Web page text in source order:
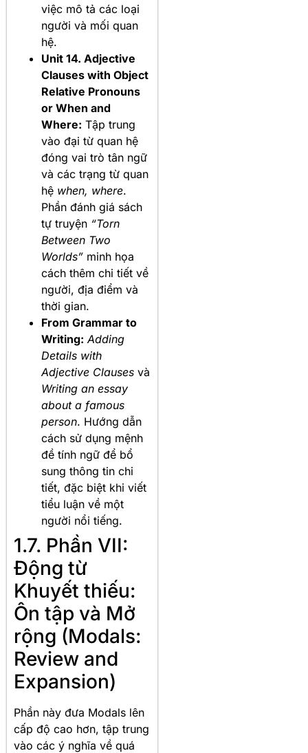
việc mô tả các loại
người và mối quan
hệ.
Unit 14. Adjective
Clauses with Object
Relative Pronouns
or When and
Where: Tập trung
vào đại từ quan hệ
đóng vai trò tân ngữ
và các trạng từ quan
hệ when, where.
Phần đánh giá sách
tự truyện “Torn
Between Two
Worlds” minh họa
cách thêm chi tiết về
người, địa điểm và
thời gian.
From Grammar to
Writing: Adding
Details with
Adjective Clauses và
Writing an essay
about a famous
person. Hướng dẫn
cách sử dụng mệnh
đề tính ngữ để bổ
sung thông tin chi
tiết, đặc biệt khi viết
tiểu luận về một
người nổi tiếng.
1.7. Phần VII:
Động từ
Khuyết thiếu:
Ôn tập và Mở
rộng (Modals:
Review and
Expansion)
Phần này đưa Modals lên
cấp độ cao hơn, tập trung
vào các ý nghĩa về quá